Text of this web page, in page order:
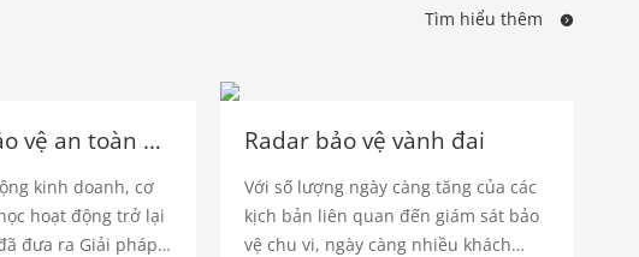
Tìm hiểu thêm
Giải pháp bảo vệ an toàn SMB
kinh doanh, cơ
hoạt động trở lại
đưa ra Giải pháp
Radar bảo vệ vành đai
Với số lượng ngày càng tăng của các
kịch bản liên quan đến giám sát bảo
vệ chu vi, ngày càng nhiều khách